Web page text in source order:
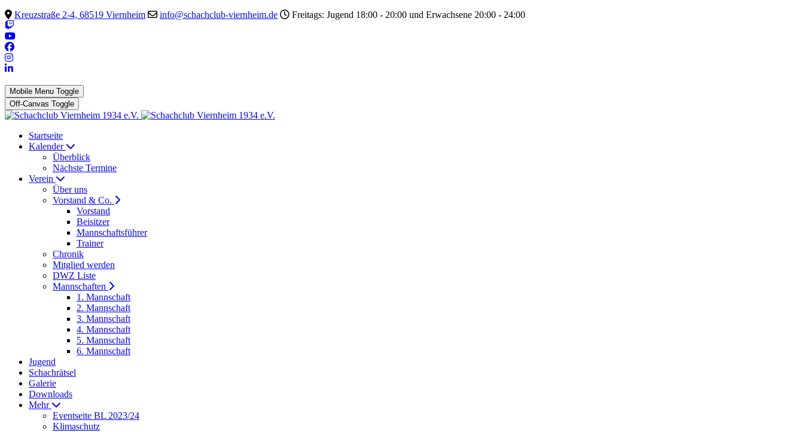
Kreuzstraße 2-4, 68519 Viernheim
info@schachclub-viernheim.de Freitags: Jugend 18:00 - 20:00 und Erwachsene 20:00 - 24:00
Mobile Menu Toggle
Off-Canvas Toggle
Startseite
Kalender
Überblick
Nächste Termine
Verein
Über uns
Vorstand & Co.
Vorstand
Beisitzer
Mannschaftsführer
Trainer
Chronik
Mitglied werden
DWZ Liste
Mannschaften
1. Mannschaft
2. Mannschaft
3. Mannschaft
4. Mannschaft
5. Mannschaft
6. Mannschaft
Jugend
Schachrätsel
Galerie
Downloads
Mehr
Eventseite BL 2023/24
Klimaschutz